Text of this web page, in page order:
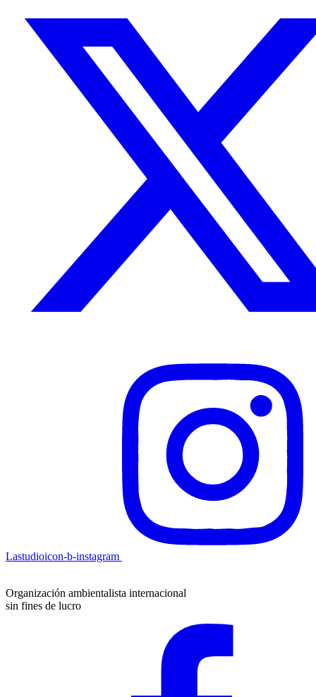
Lastudioicon-b-instagram
Organización ambientalista internacional
sin fines de lucro